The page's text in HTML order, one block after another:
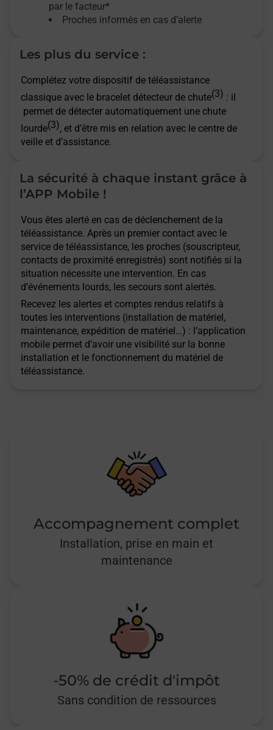
par le facteur*
Proches informés en cas d’alerte
Les plus du service :
Complétez votre dispositif de téléassistance
classique avec le bracelet détecteur de chute(3) : il
permet de détecter automatiquement une chute
lourde(3), et d’être mis en relation avec le centre de
veille et d’assistance.
La sécurité à chaque instant grâce à
l’APP Mobile !
Vous êtes alerté en cas de déclenchement de la
téléassistance. Après un premier contact avec le
service de téléassistance, les proches (souscripteur,
contacts de proximité enregistrés) sont notifiés si la
situation nécessite une intervention. En cas
d’événements lourds, les secours sont alertés.
Recevez les alertes et comptes rendus relatifs à
toutes les interventions (installation de matériel,
maintenance, expédition de matériel…) : l’application
mobile permet d’avoir une visibilité sur la bonne
installation et le fonctionnement du matériel de
téléassistance.
Accompagnement complet
Installation, prise en main et
maintenance
-50% de crédit d'impôt
Sans condition de ressources